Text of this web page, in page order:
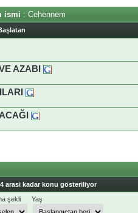
ismi : Cehennem
AZABI
arasi kadar konu gösteriliyor
şekli Yaş